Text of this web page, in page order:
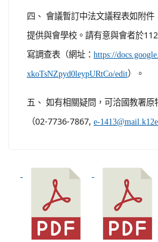
四、 會議暫訂中法文議程表如附
提供與會學校。請有意與會者於
寫調查表（網址： https://
xkoTsNZpyd0leypURtCo/edit）。
五、 如有相關疑問，可洽國教署
（02-7736-7867, e-